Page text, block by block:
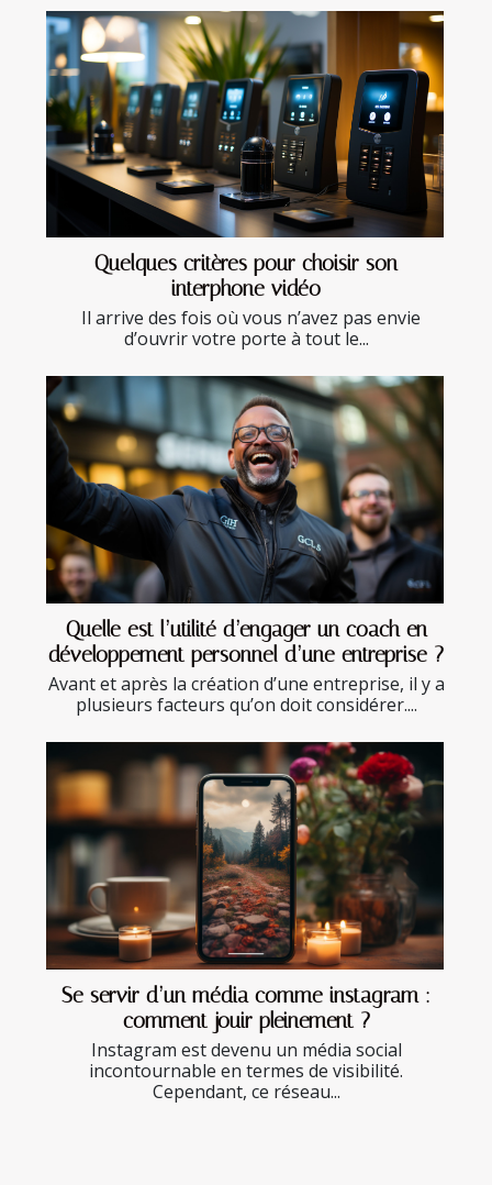
Quelques critères pour choisir son
interphone vidéo
Il arrive des fois où vous n’avez pas envie
d’ouvrir votre porte à tout le...
Quelle est l’utilité d’engager un coach en
développement personnel d’une entreprise ?
Avant et après la création d’une entreprise, il y a
plusieurs facteurs qu’on doit considérer....
Se servir d’un média comme instagram :
comment jouir pleinement ?
Instagram est devenu un média social
incontournable en termes de visibilité.
Cependant, ce réseau...